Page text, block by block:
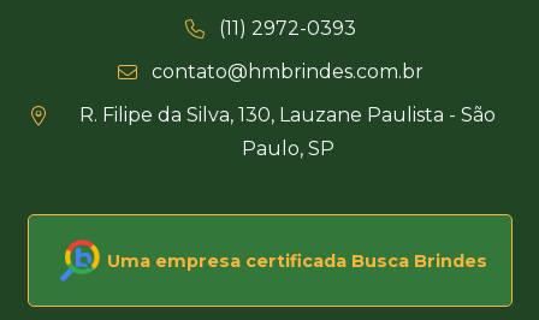
(11) 2972-0393
contato@hmbrindes.com.br
R. Filipe da Silva, 130, Lauzane Paulista - São
Paulo, SP
Uma empresa certificada Busca Brindes